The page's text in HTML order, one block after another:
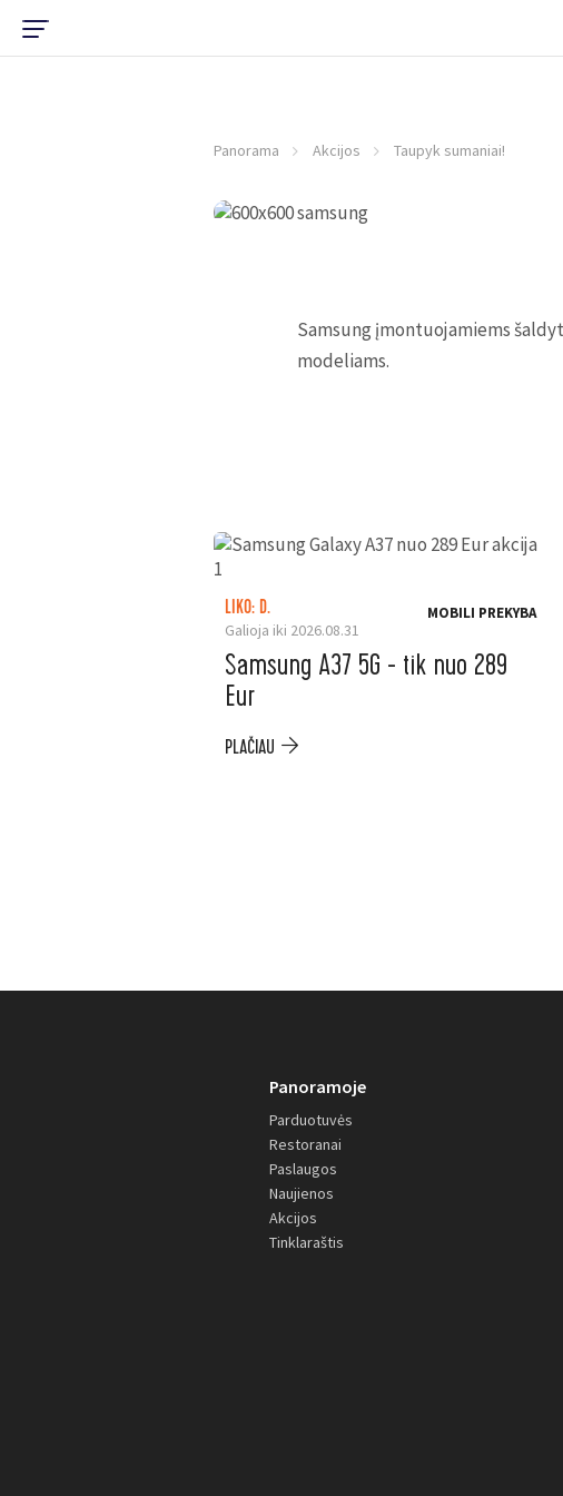
Panorama Akcijos Taupyk sumaniai!
Samsung įmontuojamiems
modeliams.
LIKO: D.
Galioja iki 2026.08.31
MOBILI PREKYBA
Samsung A37 5G - tik nuo 289
Eur
PLAČIAU
Panoramoje
Parduotuvės
Restoranai
Paslaugos
Naujienos
Akcijos
Tinklaraštis